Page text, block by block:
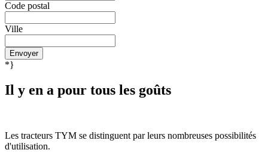
Code postal
Ville
Envoyer
*}
Il y en a pour tous les goûts
Les tracteurs TYM se distinguent par leurs nombreuses possibilités
d'utilisation.